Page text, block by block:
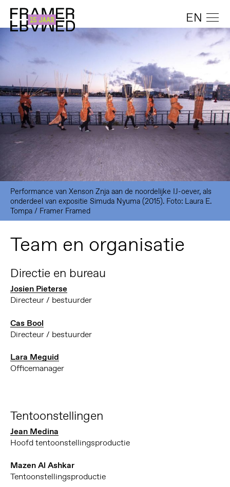
EN
Performance van Xenson Znja aan de noordelijke IJ-oever, als
onderdeel van expositie Simuda Nyuma (2015). Foto: Laura E.
Tompa / Framer Framed
Team en organisatie
Directie en bureau
Josien Pieterse
Directeur / bestuurder
Cas Bool
Directeur / bestuurder
Lara Meguid
Officemanager
Tentoonstellingen
Jean Medina
Hoofd tentoonstellingsproductie
Mazen Al Ashkar
Tentoonstellingsproductie